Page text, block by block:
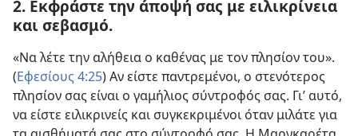
2. Εκφράστε την άποψή σας με ειλικρίνεια
και σεβασμό.
«Να λέτε την αλήθεια ο καθένας με τον πλησίον του».
(Εφεσίους 4:25) Αν είστε παντρεμένοι, ο στενότερος
πλησίον σας είναι ο γαμήλιος σύντροφός σας. Γι’ αυτό,
να είστε ειλικρινείς και συγκεκριμένοι όταν μιλάτε για